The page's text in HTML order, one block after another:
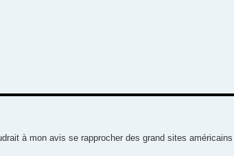
à mon avis se rapprocher des grand sites américains